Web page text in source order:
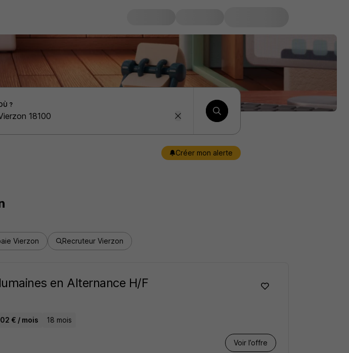
?
Créer mon alerte
Vierzon Recruteur Vierzon
en Alternance H/F
€ / mois 18 mois
Voir l’offre